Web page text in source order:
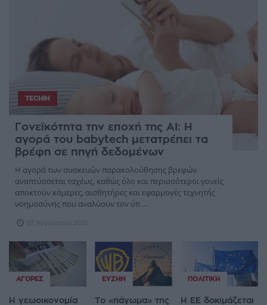
TECHIN
Γονεϊκότητα την εποχή της AI: Η
αγορά του babytech μετατρέπει τα
βρέφη σε πηγή δεδομένων
Η αγορά των συσκευών παρακολούθησης βρεφών
αναπτύσσεται ταχέως, καθώς όλο και περισσότεροι γονείς
αποκτούν κάμερες, αισθητήρες και εφαρμογές τεχνητής
νοημοσύνης που αναλύουν τον ύπ ...
07 Αυγούστου 2026
ΑΓΟΡΈΣ
Η γεωοικονομία
ΕΥΖΗΝ
Το «πάγωμα» της
ΠΟΛΙΤΙΚΉ
Η ΕΕ δοκιμάζεται